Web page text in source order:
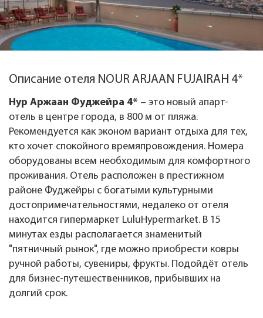
Описание отеля NOUR ARJAAN FUJAIRAH 4*
Нур Аржаан Фуджейра 4* – это новый апарт-
отель в центре города, в 800 м от пляжа.
Рекомендуется как эконом вариант отдыха для тех,
кто хочет спокойного времяпровождения. Номера
оборудованы всем необходимым для комфортного
проживания. Отель расположен в престижном
районе Фуджейры с богатыми культурными
достопримечательностями, недалеко от отеля
находится гипермаркет LuluHypermarket. В 15
минутах езды располагается знаменитый
"пятничный рынок", где можно приобрести ковры
ручной работы, сувениры, фрукты. Подойдёт отель
для бизнес-путешественников, прибывших на
долгий срок.